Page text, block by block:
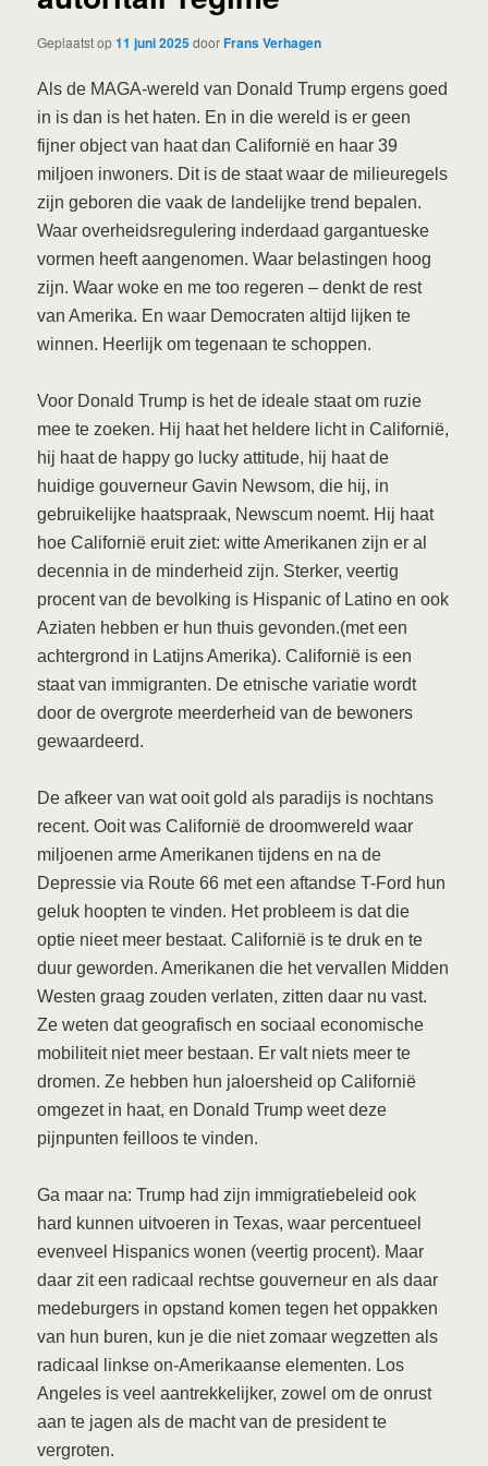
Geplaatst op11 juni 2025doorFrans Verhagen
Als de MAGA-wereld van Donald Trump ergens goed
in is dan is het haten. En in die wereld is er geen
fijner object van haat dan Californië en haar 39
miljoen inwoners. Dit is de staat waar de milieuregels
zijn geboren die vaak de landelijke trend bepalen.
Waar overheidsregulering inderdaad gargantueske
vormen heeft aangenomen. Waar belastingen hoog
zijn. Waar woke en me too regeren – denkt de rest
van Amerika. En waar Democraten altijd lijken te
winnen. Heerlijk om tegenaan te schoppen.
Voor Donald Trump is het de ideale staat om ruzie
mee te zoeken. Hij haat het heldere licht in Californië,
hij haat de happy go lucky attitude, hij haat de
huidige gouverneur Gavin Newsom, die hij, in
gebruikelijke haatspraak, Newscum noemt. Hij haat
hoe Californië eruit ziet: witte Amerikanen zijn er al
decennia in de minderheid zijn. Sterker, veertig
procent van de bevolking is Hispanic of Latino en ook
Aziaten hebben er hun thuis gevonden.(met een
achtergrond in Latijns Amerika). Californië is een
staat van immigranten. De etnische variatie wordt
door de overgrote meerderheid van de bewoners
gewaardeerd.
De afkeer van wat ooit gold als paradijs is nochtans
recent. Ooit was Californië de droomwereld waar
miljoenen arme Amerikanen tijdens en na de
Depressie via Route 66 met een aftandse T-Ford hun
geluk hoopten te vinden. Het probleem is dat die
optie nieet meer bestaat. Californië is te druk en te
duur geworden. Amerikanen die het vervallen Midden
Westen graag zouden verlaten, zitten daar nu vast.
Ze weten dat geografisch en sociaal economische
mobiliteit niet meer bestaan. Er valt niets meer te
dromen. Ze hebben hun jaloersheid op Californië
omgezet in haat, en Donald Trump weet deze
pijnpunten feilloos te vinden.
Ga maar na: Trump had zijn immigratiebeleid ook
hard kunnen uitvoeren in Texas, waar percentueel
evenveel Hispanics wonen (veertig procent). Maar
daar zit een radicaal rechtse gouverneur en als daar
medeburgers in opstand komen tegen het oppakken
van hun buren, kun je die niet zomaar wegzetten als
radicaal linkse on-Amerikaanse elementen. Los
Angeles is veel aantrekkelijker, zowel om de onrust
aan te jagen als de macht van de president te
vergroten.